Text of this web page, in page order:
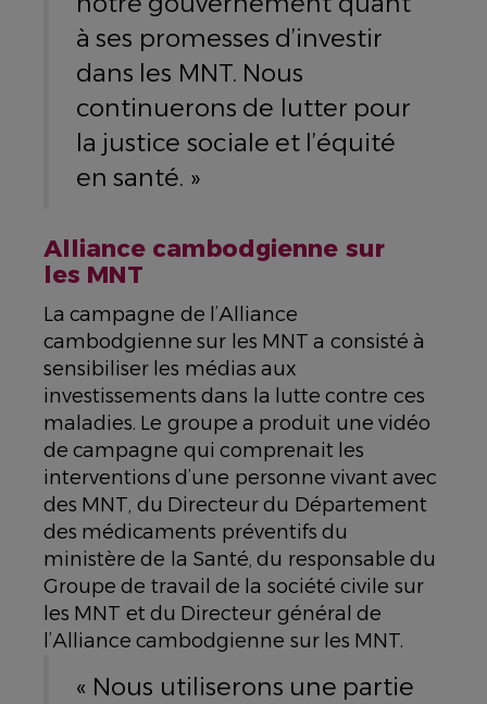
à ses promesses d’investir
dans les MNT. Nous
continuerons de lutter pour
la justice sociale et l’équité
en santé. »
Alliance cambodgienne sur
les MNT
La campagne de l’Alliance
cambodgienne sur les MNT a consisté à
sensibiliser les médias aux
investissements dans la lutte contre ces
maladies. Le groupe a produit une vidéo
de campagne qui comprenait les
interventions d’une personne vivant avec
des MNT, du Directeur du Département
des médicaments préventifs du
ministère de la Santé, du responsable du
Groupe de travail de la société civile sur
les MNT et du Directeur général de
l’Alliance cambodgienne sur les MNT.
« Nous utiliserons une partie